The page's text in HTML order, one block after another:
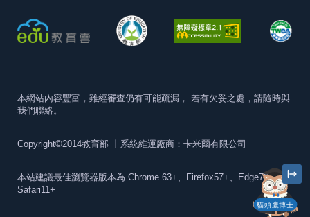
貓頭鷹博士
本網站內容豐富，雖經審查仍有可能疏漏， 若有欠妥之處，請隨時與
我們聯絡。
Copyright©2014教育部 丨系統維運廠商：卡米爾有限公司
本站建議最佳瀏覽器版本為 Chrome 63+、Firefox57+、Edge79+及
Safari11+